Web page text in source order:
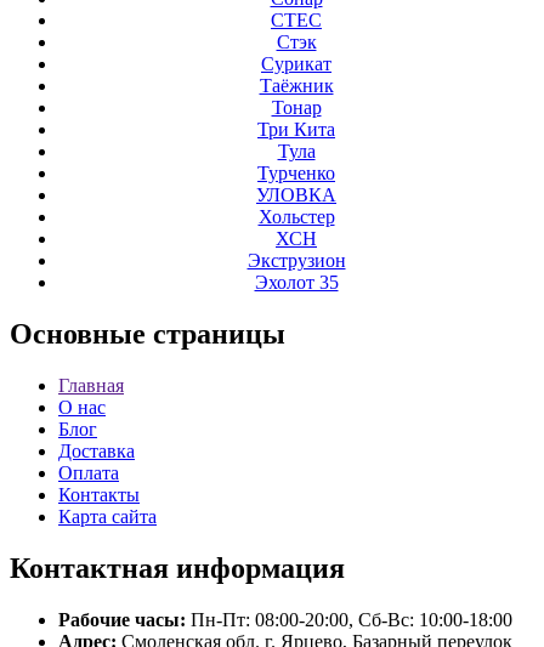
СТЕС
Стэк
Сурикат
Таёжник
Тонар
Три Кита
Тула
Турченко
УЛОВКА
Хольстер
ХСН
Экструзион
Эхолот 35
Основные страницы
Главная
О нас
Блог
Доставка
Оплата
Контакты
Карта сайта
Контактная информация
Рабочие часы: Пн-Пт: 08:00-20:00, Сб-Вс: 10:00-18:00
Адрес: Смоленская обл. г. Ярцево, Базарный переулок